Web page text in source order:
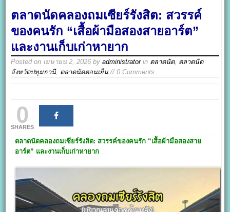
ตลาดนัดคลองถมเซียร์รังสิต: สวรรค์
ของคนรัก “เสื้อผ้ามือสองสายอาร์ต”
และงานเก็บเก่าหายาก
Posted on เมษายน 2, 2026 byadministratorin ตลาดนัด, ตลาดนัด
จังหวัดปทุมธานี, ตลาดนัดตอนเย็น // 0 Comments
0
SHARES
ตลาดนัดคลองถมเซียร์รังสิต: สวรรค์ของคนรัก “เสื้อผ้ามือสองสาย
อาร์ต” และงานเก็บเก่าหายาก